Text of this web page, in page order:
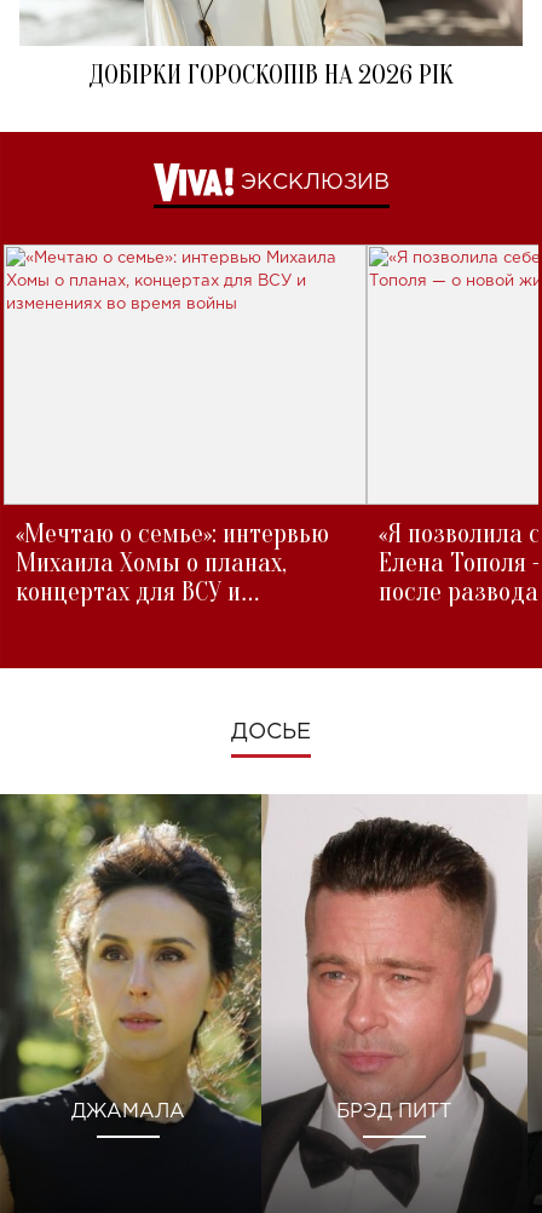
ДОБІРКИ ГОРОСКОПІВ НА 2026 РІК
ЭКСКЛЮЗИВ
«Мечтаю о семье»: интервью
Михаила Хомы о планах,
концертах для ВСУ и
«Я позволила
Елена Тополя
после развода
ДОСЬЕ
ДЖАМАЛА БРЭД ПИТТ